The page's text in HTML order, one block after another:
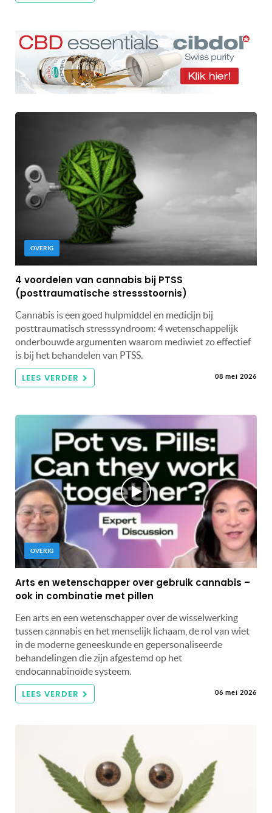
OVERIG
4 voordelen van cannabis bij PTSS
(posttraumatische stressstoornis)
Cannabis is een goed hulpmiddel en medicijn bij
posttraumatisch stresssyndroom: 4 wetenschappelijk
onderbouwde argumenten waarom mediwiet zo effectief
is bij het behandelen van PTSS.
LEES VERDER 08 mei 2026
OVERIG
Arts en wetenschapper over gebruik cannabis –
ook in combinatie met pillen
Een arts en een wetenschapper over de wisselwerking
tussen cannabis en het menselijk lichaam, de rol van wiet
in de moderne geneeskunde en gepersonaliseerde
behandelingen die zijn afgestemd op het
endocannabinoïde systeem.
LEES VERDER 06 mei 2026